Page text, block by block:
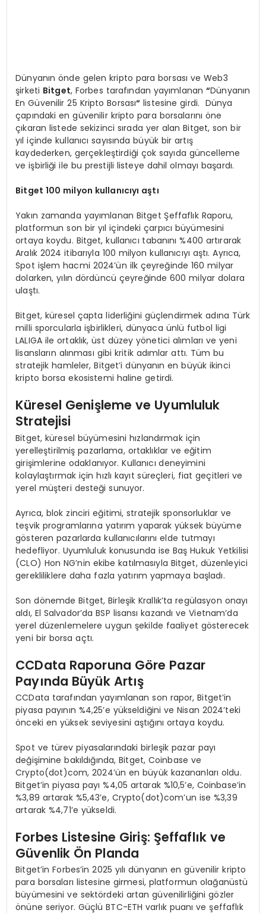
Dünyanın önde gelen kripto para borsası ve Web3
şirketi Bitget, Forbes tarafından yayımlanan“Dünyanın
En Güvenilir 25 Kripto Borsası“ listesine girdi. Dünya
çapındaki en güvenilir kripto para borsalarını öne
çıkaran listede sekizinci sırada yer alan Bitget, son bir
yıl içinde kullanıcı sayısında büyük bir artış
kaydederken, gerçekleştirdiği çok sayıda güncelleme
ve işbirliği ile bu prestijli listeye dahil olmayı başardı.
Bitget 100 milyon kullanıcıyı aştı
Yakın zamanda yayımlanan Bitget Şeffaflık Raporu,
platformun son bir yıl içindeki çarpıcı büyümesini
ortaya koydu. Bitget, kullanıcı tabanını %400 artırarak
Aralık 2024 itibarıyla 100 milyon kullanıcıyı aştı. Ayrıca,
Spot işlem hacmi 2024’ün ilk çeyreğinde 160 milyar
dolarken, yılın dördüncü çeyreğinde 600 milyar dolara
ulaştı.
Bitget, küresel çapta liderliğini güçlendirmek adına Türk
milli sporcularla işbirlikleri, dünyaca ünlü futbol ligi
LALIGA ile ortaklık, üst düzey yönetici alımları ve yeni
lisansların alınması gibi kritik adımlar attı. Tüm bu
stratejik hamleler, Bitget’i dünyanın en büyük ikinci
kripto borsa ekosistemi haline getirdi.
Küresel Genişleme ve Uyumluluk
Stratejisi
Bitget, küresel büyümesini hızlandırmak için
yerelleştirilmiş pazarlama, ortaklıklar ve eğitim
girişimlerine odaklanıyor. Kullanıcı deneyimini
kolaylaştırmak için hızlı kayıt süreçleri, fiat geçitleri ve
yerel müşteri desteği sunuyor.
Ayrıca, blok zinciri eğitimi, stratejik sponsorluklar ve
teşvik programlarına yatırım yaparak yüksek büyüme
gösteren pazarlarda kullanıcılarını elde tutmayı
hedefliyor. Uyumluluk konusunda ise Baş Hukuk Yetkilisi
(CLO) Hon NG’nin ekibe katılmasıyla Bitget, düzenleyici
gerekliliklere daha fazla yatırım yapmaya başladı.
Son dönemde Bitget, Birleşik Krallık’ta regülasyon onayı
aldı, El Salvador’da BSP lisansı kazandı ve Vietnam’da
yerel düzenlemelere uygun şekilde faaliyet gösterecek
yeni bir borsa açtı.
CCData Raporuna Göre Pazar
Payında Büyük Artış
CCData tarafından yayımlanan son rapor, Bitget’in
piyasa payının %4,25’e yükseldiğini ve Nisan 2024’teki
önceki en yüksek seviyesini aştığını ortaya koydu.
Spot ve türev piyasalarındaki birleşik pazar payı
değişimine bakıldığında, Bitget, Coinbase ve
Crypto(dot)com, 2024’ün en büyük kazananları oldu.
Bitget’in piyasa payı %4,05 artarak %10,5’e, Coinbase’in
%3,89 artarak %5,43’e, Crypto(dot)com’un ise %3,39
artarak %4,71’e yükseldi.
Forbes Listesine Giriş: Şeffaflık ve
Güvenlik Ön Planda
Bitget’in Forbes’in 2025 yılı dünyanın en güvenilir kripto
para borsaları listesine girmesi, platformun olağanüstü
büyümesini ve sektördeki artan güvenilirliğini gözler
önüne seriyor. Güçlü BTC-ETH varlık puanı ve şeffaflık